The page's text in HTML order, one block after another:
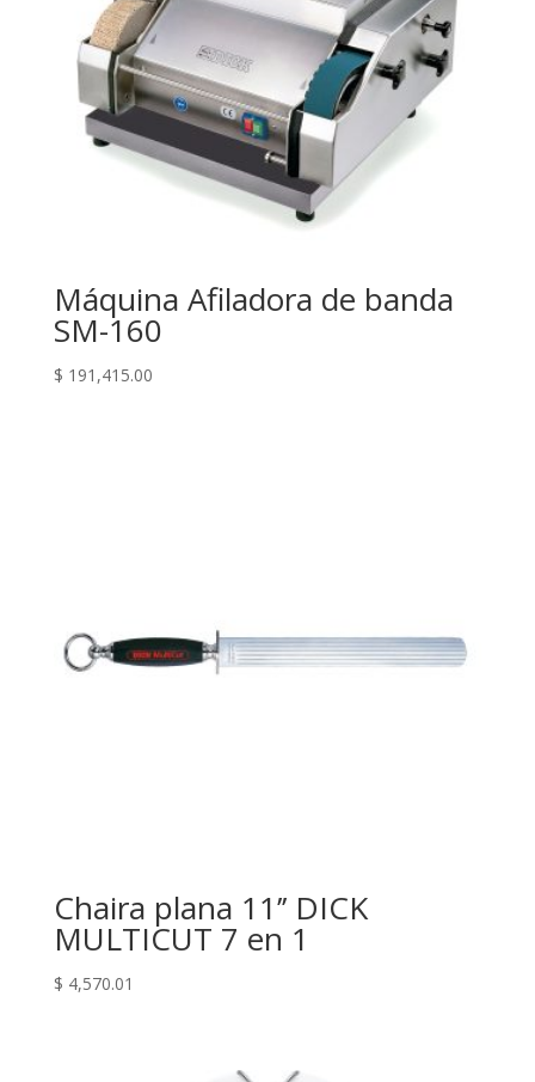
Máquina Afiladora de banda
SM-160
$ 191,415.00
Chaira plana 11’’ DICK
MULTICUT 7 en 1
$ 4,570.01